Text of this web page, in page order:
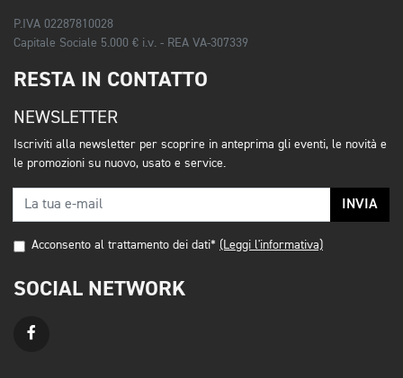
P.IVA 02287810028
Capitale Sociale 5.000 € i.v. - REA VA-307339
RESTA IN CONTATTO
NEWSLETTER
Iscriviti alla newsletter per scoprire in anteprima gli eventi, le novità e
le promozioni su nuovo, usato e service.
INVIA
Acconsento al trattamento dei dati* (Leggi l'informativa)
SOCIAL NETWORK